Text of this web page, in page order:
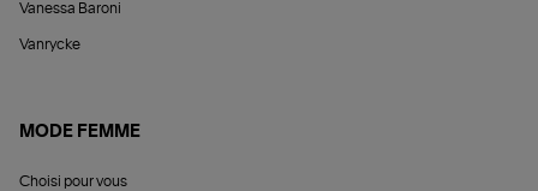
Vanessa Baroni
Vanrycke
MODE FEMME
Choisi pour vous